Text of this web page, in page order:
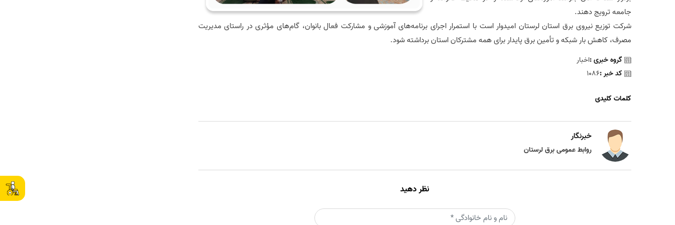
جامعه ترویج دهند.
شرکت توزیع نیروی برق استان لرستان امیدوار است با استمرار اجرای برنامه‌های آموزشی و مشارکت فعال بانوان، گام‌های مؤثری در راستای مدیریت
مصرف، کاهش بار شبکه و تأمین برق پایدار برای همه مشترکان استان برداشته شود.
گروه خبری :اخبار
کد خبر :1086
کلمات کلیدی
خبرنگار
روابط عمومی برق لرستان
نظر دهید